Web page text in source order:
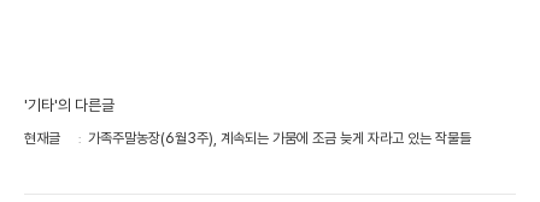
'기타'의 다른글
현재글 가족주말농장(6월3주), 계속되는 가뭄에 조금 늦게 자라고 있는 작물들